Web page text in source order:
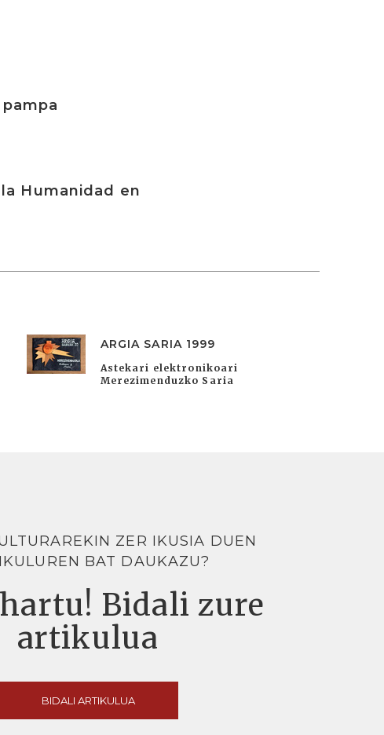
Humanidad en
ARGIA SARIA 1999
Astekari elektronikoari
Merezimenduzko Saria
ZER IKUSIA DUEN
BAT DAUKAZU?
Bidali zure
artikulua
BIDALI ARTIKULUA